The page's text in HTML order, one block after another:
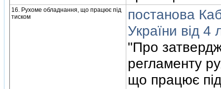
16. Рухоме обладнання, що працює пiд
тиском
постанова
України вiд 4
"Про
регламенту
що працює